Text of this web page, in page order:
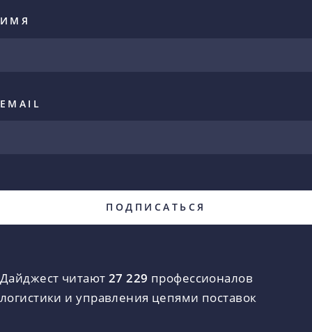
ИМЯ
EMAIL
Дайджест читают 27 229 профессионалов
логистики и управления цепями поставок